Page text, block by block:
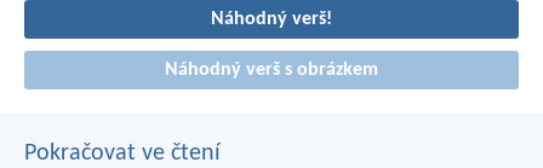
Náhodný verš!
Náhodný verš s obrázkem
Pokračovat ve čtení